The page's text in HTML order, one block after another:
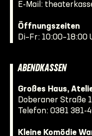
E-Mail:
Öffnungszeiten
Di–Fr: 10:00–18:00
ABENDKASSEN
Großes Haus,
Doberaner Straße
Telefon: 0381 381-
Kleine Komödie